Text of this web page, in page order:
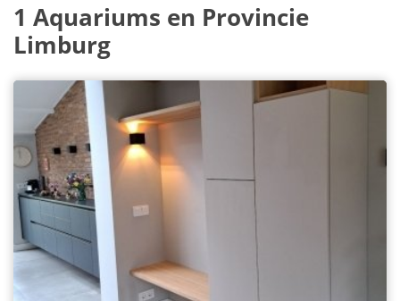
1 Aquariums en Provincie
Limburg